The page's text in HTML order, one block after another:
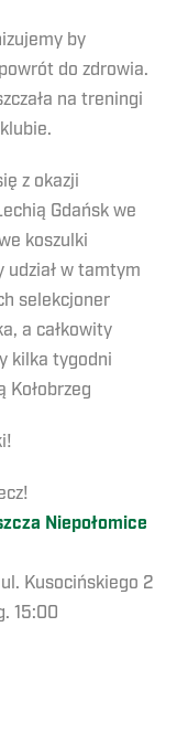
by
do zdrowia.
na treningi
z okazji
Gdańsk we
koszulki
udział w tamtym
selekcjoner
a całkowity
kilka tygodni
Kołobrzeg
Niepołomice
Kusocińskiego 2
15:00